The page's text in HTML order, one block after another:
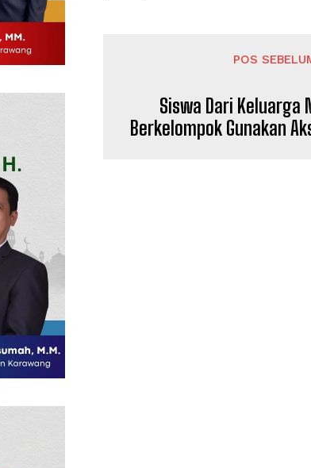
News Week
POS
Siswa Dari Keluarga
Berkelompok Gunakan